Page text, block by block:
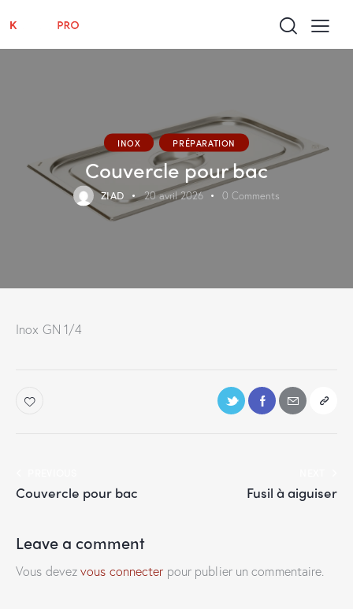
INOX PRÉPARATION
Couvercle pour bac
ZIAD 20 avril 2026 0 Comments
Inox GN 1/4
Couvercle pour bac Fusil à aiguiser
Leave a comment
Vous devezvous connecter pour publier un commentaire.